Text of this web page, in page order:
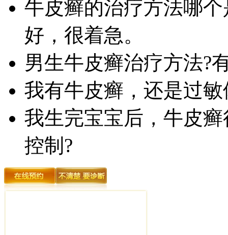
牛皮癣的治疗方法哪
好，很着急。
男生牛皮癣治疗方法?
我有牛皮癣，还是过
我生完宝宝后，牛皮
控制?